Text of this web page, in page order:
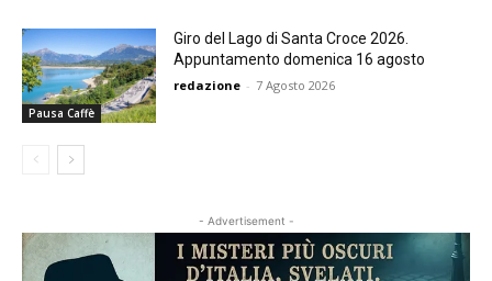
Pausa Caffè
Giro del Lago di Santa Croce 2026.
Appuntamento domenica 16 agosto
redazione - 7 Agosto 2026
- Advertisement -